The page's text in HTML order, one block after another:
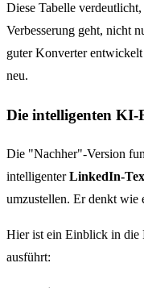
Diese Tabelle verdeutlicht,
Verbesserung geht, nicht
guter Konverter
neu.
Die intelligenten
Die "Nachher"-Version
intelligenterLinkedIn-
umzustellen. Er denkt wie
Hier ist ein Einblick in die
ausführt: